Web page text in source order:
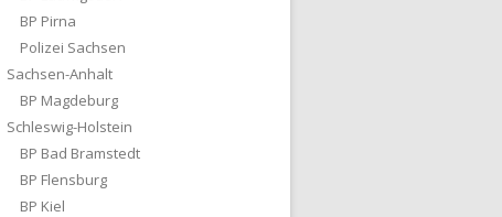
BP Pirna
Polizei Sachsen
Sachsen-Anhalt
BP Magdeburg
Schleswig-Holstein
BP Bad Bramstedt
BP Flensburg
BP Kiel